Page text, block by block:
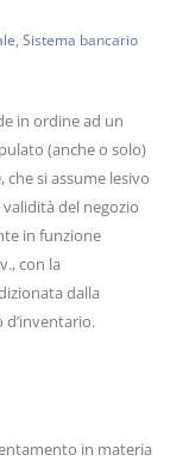
Sistema bancario
in ordine ad un
(anche o solo)
si assume lesivo
del negozio
in funzione
con la
dalla
d’inventario.
in materia